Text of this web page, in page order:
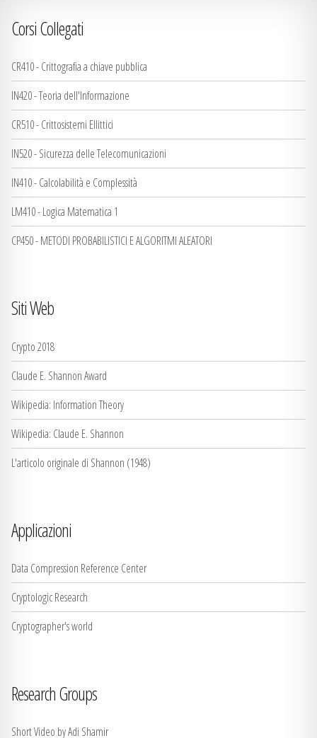
Corsi Collegati
CR410 - Crittografia a chiave pubblica
IN420 - Teoria dell'Informazione
CR510 - Crittosistemi Ellittici
IN520 - Sicurezza delle Telecomunicazioni
IN410 - Calcolabilità e Complessità
LM410 - Logica Matematica 1
CP450 - METODI PROBABILISTICI E ALGORITMI ALEATORI
Siti Web
Crypto 2018
Claude E. Shannon Award
Wikipedia: Information Theory
Wikipedia: Claude E. Shannon
L'articolo originale di Shannon (1948)
Applicazioni
Data Compression Reference Center
Cryptologic Research
Cryptographer's world
Research Groups
Short Video by Adi Shamir